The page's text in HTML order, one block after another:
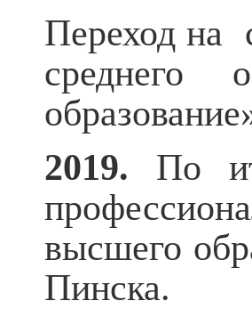
Переход на
среднего
2019. По
высшего
Пинска.